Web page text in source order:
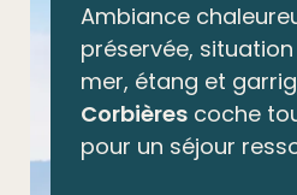
Ambiance
préservée,
mer, étang et
Corbièrescoche
pour un séjour